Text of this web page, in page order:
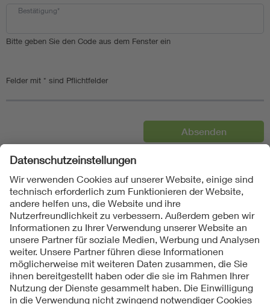
Bestätigung*
Bitte geben Sie den Code aus dem Fenster ein
Felder mit * sind Pflichtfelder
Folgen Sie uns auf